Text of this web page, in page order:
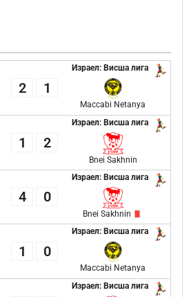
Израел: Висша лига
2 1
Maccabi Netanya
Израел: Висша лига
1 2
Bnei Sakhnin
Израел: Висша лига
4 0
Bnei Sakhnin
Израел: Висша лига
1 0
Maccabi Netanya
Израел: Висша лига